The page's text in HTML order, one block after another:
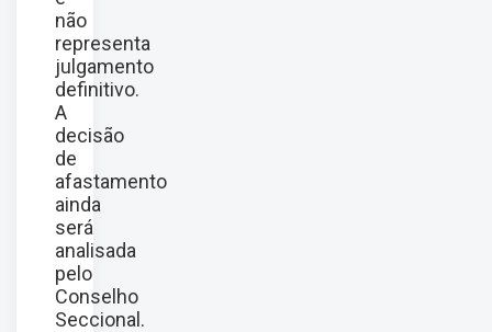
não
representa
julgamento
definitivo.
A
decisão
de
afastamento
ainda
será
analisada
pelo
Conselho
Seccional.